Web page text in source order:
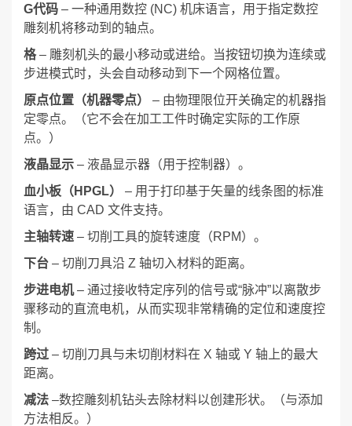
G代码 – 一种通用数控 (NC) 机床语言，用于指定数控
雕刻机将移动到的轴点。
格– 雕刻机头的最小移动或进给。当按钮切换为连续或
步进模式时，头会自动移动到下一个网格位置。
原点位置（机器零点）
– 由物理限位开关确定的机器指
定零点。（它不会在加工工件时确定实际的工作原
点。）
液晶显示 – 液晶显示器（用于控制器）。
血小板（HPGL）
– 用于打印基于矢量的线条图的标准
语言，由 CAD 文件支持。
主轴转速 – 切削工具的旋转速度（RPM）。
下台 – 切削刀具沿 Z 轴切入材料的距离。
步进电机– 通过接收特定序列的信号或“脉冲”以离散步
骤移动的直流电机，从而实现非常精确的定位和速度控
制。
跨过 – 切削刀具与未切削材料在 X 轴或 Y 轴上的最大
距离。
减法 –数控雕刻机钻头去除材料以创建形状。（与添加
方法相反。）